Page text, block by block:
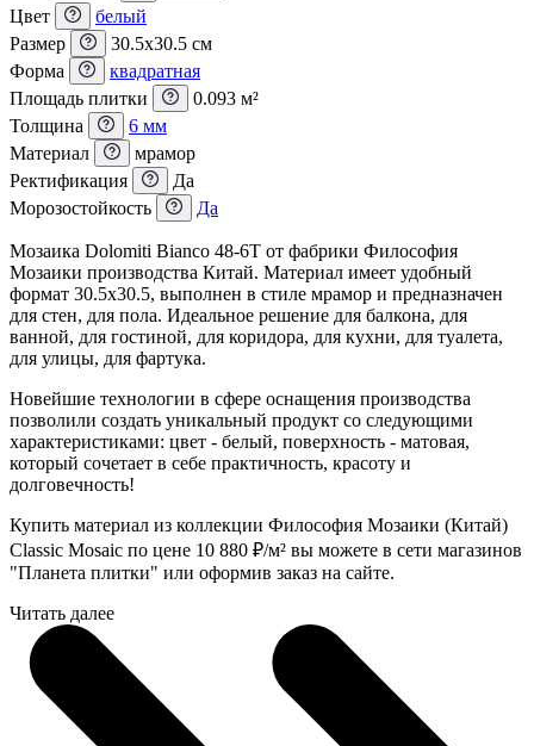
Цвет
белый
Размер
30.5x30.5 см
Форма
квадратная
Площадь плитки
0.093 м²
Толщина
6 мм
Материал
мрамор
Ректификация
Да
Морозостойкость
Да
Мозаика Dolomiti Bianco 48-6T от фабрики Философия
Мозаики производства Китай. Материал имеет удобный
формат 30.5x30.5, выполнен в стиле мрамор и предназначен
для стен, для пола. Идеальное решение для балкона, для
ванной, для гостиной, для коридора, для кухни, для туалета,
для улицы, для фартука.
Новейшие технологии в сфере оснащения производства
позволили создать уникальный продукт со следующими
характеристиками: цвет - белый, поверхность - матовая,
который сочетает в себе практичность, красоту и
долговечность!
Купить материал из коллекции Философия Мозаики (Китай)
Classic Mosaic по цене 10 880 ₽/м² вы можете в сети магазинов
"Планета плитки" или оформив заказ на сайте.
Читать далее